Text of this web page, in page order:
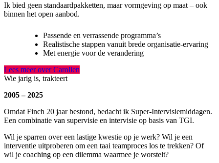
Ik bied geen standaardpakketten, maar vormgeving op maat – ook
binnen het open aanbod.
Passende en verrassende programma’s
Realistische stappen vanuit brede organisatie-ervaring
Met energie voor de verandering
Lees meer over Carolien
Wie jarig is, trakteert
2005 – 2025
Omdat Finch 20 jaar bestond, bedacht ik Super-Intervisiemiddagen.
Een combinatie van supervisie en intervisie op basis van TGI.
Wil je sparren over een lastige kwestie op je werk? Wil je een
interventie uitproberen om een taai teamproces los te trekken? Of
wil je coaching op een dilemma waarmee je worstelt?